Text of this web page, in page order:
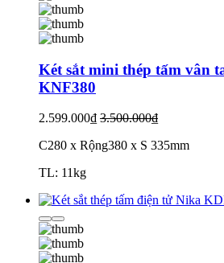
Két sắt mini thép tấm vân
KNF380
2.599.000₫ 3.500.000₫
C280 x Rộng380 x S 335mm
TL: 11kg